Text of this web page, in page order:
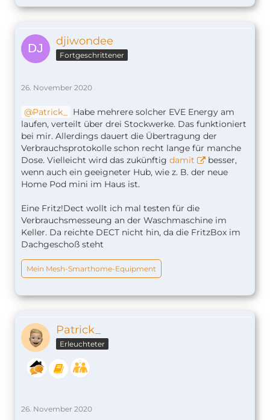
djiwondee
Fortgeschrittener
26. November 2020
Patrick_
Habe mehrere solcher EVE Energy am
laufen, verteilt über drei Stockwerke. Das funktioniert
bei mir. Allerdings dauert die Übertragung der
Verbrauchsprotokolle schon recht lange für manche
Dose. Vielleicht wird das zukünftig damit
besser,
wenn auch ein geeigneter Hub, wie z. B. der neue
Home Pod mini im Haus ist.
Eine Fritz!Dect wollt ich mal testen für die
Verbrauchsmesseung an der Waschmaschine im
Keller. Da reichte DECT nicht hin, da die FritzBox im
Dachgeschoß steht
Mein Mesh-Smarthome-Equipment
Patrick_
Erleuchteter
26. November 2020